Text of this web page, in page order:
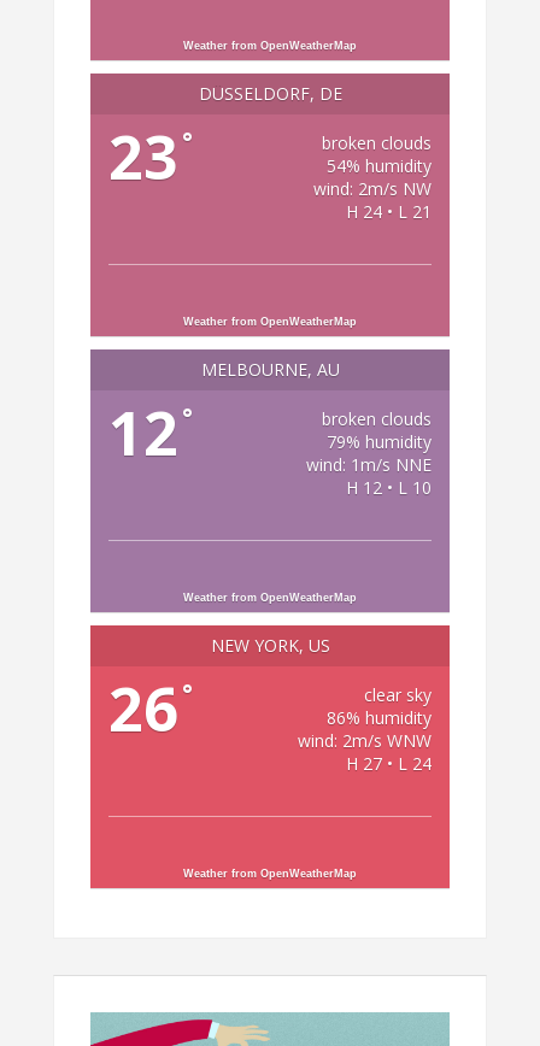
Weather from OpenWeatherMap
DÜSSELDORF, DE
23 °
broken clouds
54% humidity
wind: 2m/s NW
H 24 • L 21
Weather from OpenWeatherMap
MELBOURNE, AU
12 °
broken clouds
79% humidity
wind: 1m/s NNE
H 12 • L 10
Weather from OpenWeatherMap
NEW YORK, US
26°
clear sky
86% humidity
wind: 2m/s WNW
H 27 • L 24
Weather from OpenWeatherMap